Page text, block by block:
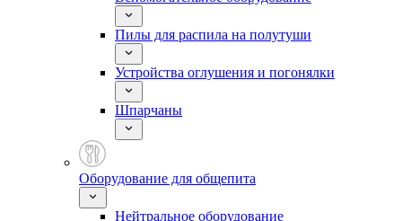
Пилы для распила на полутуши
Устройства оглушения и погонялки
Шпарчаны
Оборудование для общепита
Нейтральное оборудование